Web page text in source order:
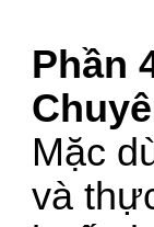
Phần
Mặc
và